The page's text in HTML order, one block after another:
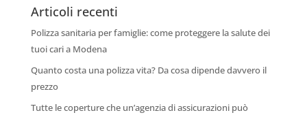
Articoli recenti
Polizza sanitaria per famiglie: come proteggere la salute dei
tuoi cari a Modena
Quanto costa una polizza vita? Da cosa dipende davvero il
prezzo
Tutte le coperture che un’agenzia di assicurazioni può